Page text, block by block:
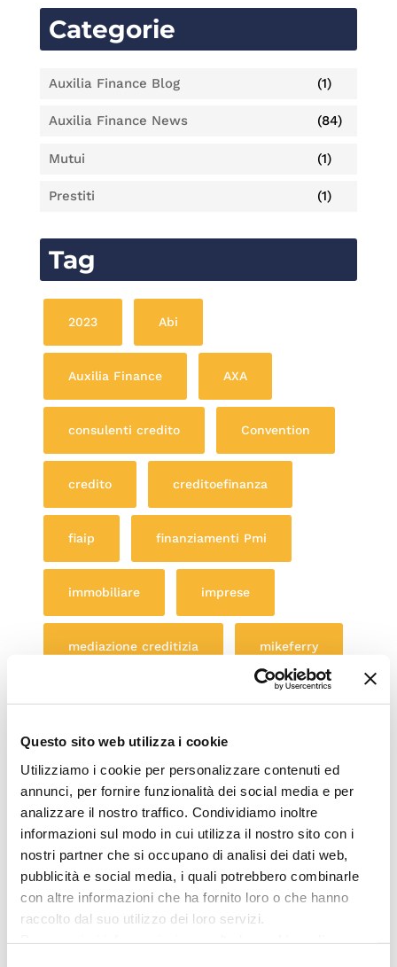
Questo sito web utilizza i cookie
Utilizziamo i cookie per personalizzare contenuti ed
annunci, per fornire funzionalità dei social media e per
analizzare il nostro traffico. Condividiamo inoltre
informazioni sul modo in cui utilizza il nostro sito con i
nostri partner che si occupano di analisi dei dati web,
pubblicità e social media, i quali potrebbero combinarle
con altre informazioni che ha fornito loro o che hanno
raccolto dal suo utilizzo dei loro servizi.
Categorie
Auxilia Finance Blog (1)
Auxilia Finance News (84)
Mutui (1)
Prestiti (1)
Tag
2023 Abi
Auxilia Finance AXA
consulenti credito Convention
credito creditoefinanza
fiaip finanziamenti Pmi
immobiliare imprese
mediazione creditizia mikeferry
prestiti responsabilità
Roma territorio
Post recenti